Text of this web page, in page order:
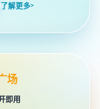
了解更多>
场
即用